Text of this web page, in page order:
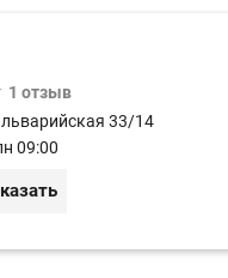
1 отзыв
33/14
09:00